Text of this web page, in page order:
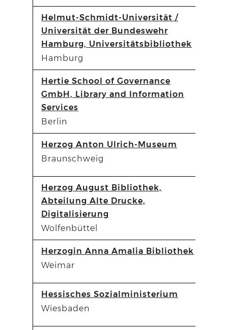
Helmut-Schmidt-Universität /
Universität der Bundeswehr
Hamburg, Universitätsbibliothek
Hamburg
Hertie School of Governance
GmbH, Library and Information
Services
Berlin
Herzog Anton Ulrich-Museum
Braunschweig
Herzog August Bibliothek,
Abteilung Alte Drucke,
Digitalisierung
Wolfenbüttel
Herzogin Anna Amalia Bibliothek
Weimar
Hessisches Sozialministerium
Wiesbaden